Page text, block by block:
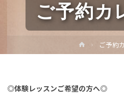
ご予約カ
ホ
ー
ご予約
◎体験レッスンご希望の方へ◎